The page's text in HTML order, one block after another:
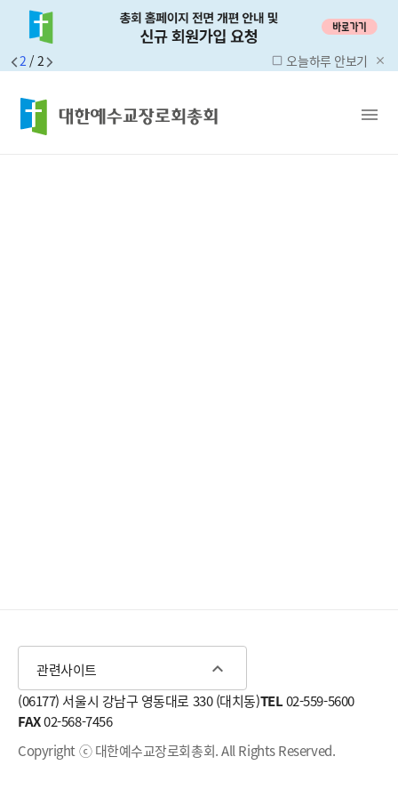
2 /2 check_box_outline_blank 오늘하루 안보기 close
menu
(06177) 서울시 강남구 영동대로 330 (대치동)TEL02-559-5600
FAX02-568-7456
Copyright ⓒ 대한예수교장로회총회. All Rights Reserved.
관련사이트 expand_less